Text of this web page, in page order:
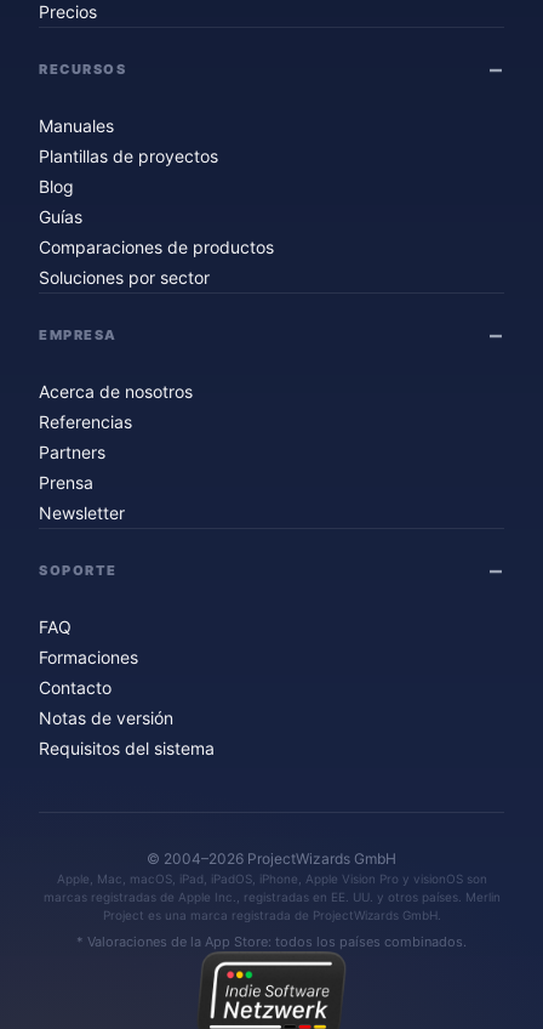
Precios
RECURSOS
Manuales
Plantillas de proyectos
Blog
Guías
Comparaciones de productos
Soluciones por sector
EMPRESA
Acerca de nosotros
Referencias
Partners
Prensa
Newsletter
SOPORTE
FAQ
Formaciones
Contacto
Notas de versión
Requisitos del sistema
© 2004–2026 ProjectWizards GmbH
Apple, Mac, macOS, iPad, iPadOS, iPhone, Apple Vision Pro y visionOS son
marcas registradas de Apple Inc., registradas en EE. UU. y otros países. Merlin
Project es una marca registrada de ProjectWizards GmbH.
* Valoraciones de la App Store: todos los países combinados.